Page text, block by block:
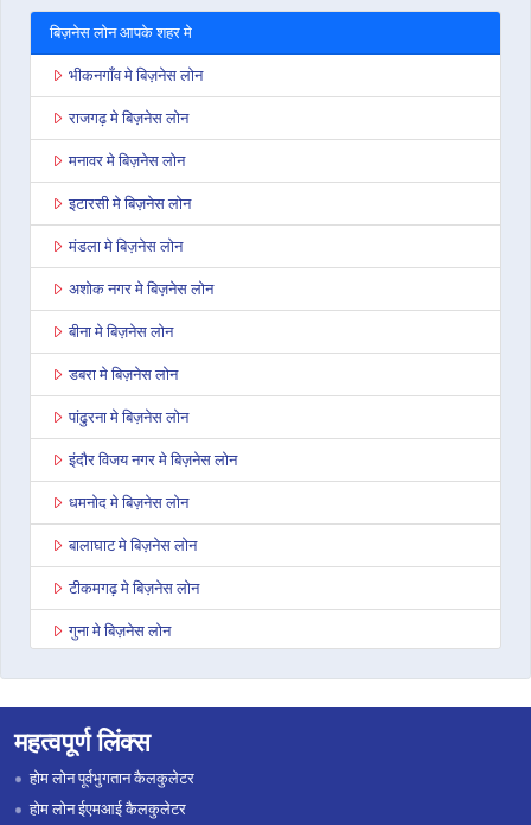
बिज़नेस लोन आपके शहर मे
भीकनगाँव मे बिज़नेस लोन
राजगढ़ मे बिज़नेस लोन
मनावर मे बिज़नेस लोन
इटारसी मे बिज़नेस लोन
मंडला मे बिज़नेस लोन
अशोक नगर मे बिज़नेस लोन
बीना मे बिज़नेस लोन
डबरा मे बिज़नेस लोन
पांढुरना मे बिज़नेस लोन
इंदौर विजय नगर मे बिज़नेस लोन
धमनोद मे बिज़नेस लोन
बालाघाट मे बिज़नेस लोन
टीकमगढ़ मे बिज़नेस लोन
गुना मे बिज़नेस लोन
सिंगरौली मे बिज़नेस लोन
शाहडोल मे बिज़नेस लोन
महत्वपूर्ण लिंक्स
होम लोन पूर्वभुगतान कैलकुलेटर
होम लोन ईएमआई कैलकुलेटर